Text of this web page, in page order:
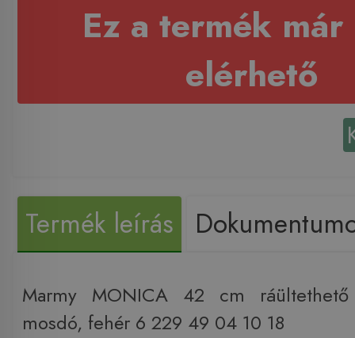
Ez a termék már
elérhető
Termék leírás
Marmy MONICA 42 cm ráültethető
mosdó, fehér 6 229 49 04 10 18